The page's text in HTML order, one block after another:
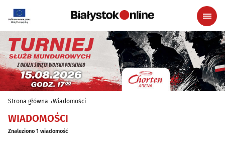
Strona główna Wiadomości
WIADOMOŚCI
Znaleziono 1 wiadomość